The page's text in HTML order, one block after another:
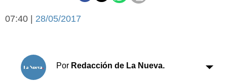
Escenario Olímpico
Federal A
Arte y cultura
07:40 | 28/05/2017
Por Redacción de La Nueva.